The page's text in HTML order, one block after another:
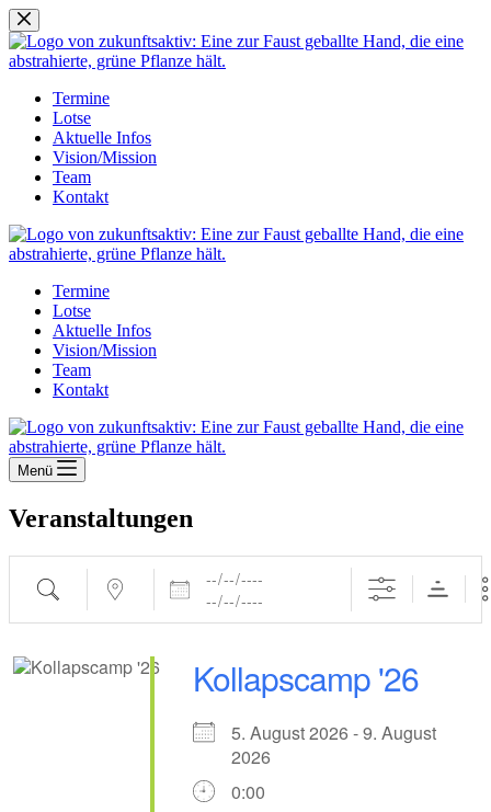
Zum
Inhalt
springen
Termine
Lotse
Aktuelle Infos
Vision/Mission
Team
Kontakt
Termine
Lotse
Aktuelle Infos
Vision/Mission
Team
Kontakt
Menü
Veranstaltungen
Suche Nahe ... Daten
Kollapscamp '26
5. August 2026 - 9. August
2026
0:00